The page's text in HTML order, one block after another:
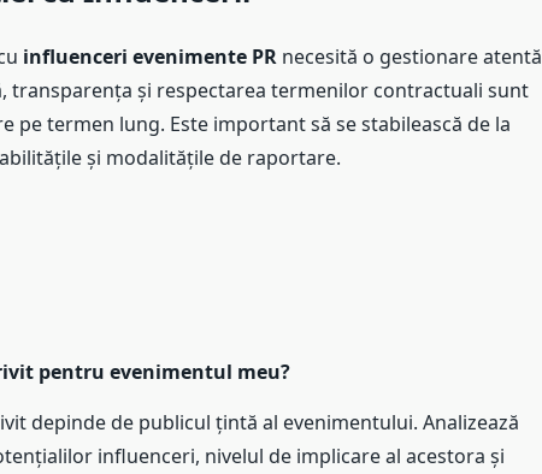
influenceri evenimente PRnecesită o gestionare atentă
transparența și respectarea termenilor contractuali sunt
pe termen lung. Este important să se stabilească de la
și modalitățile de raportare.
pentru evenimentul meu?
depinde de publicul țintă al evenimentului. Analizează
influenceri, nivelul de implicare al acestora și